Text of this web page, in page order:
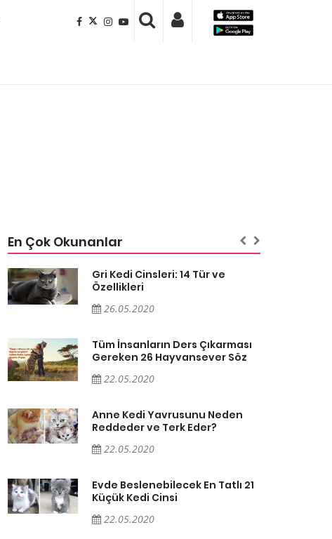
En Çok Okunanlar
Gri Kedi Cinsleri: 14 Tür ve
Özellikleri
26.05.2020
Tüm İnsanların Ders Çıkarması
Gereken 26 Hayvansever Söz
22.05.2020
Anne Kedi Yavrusunu Neden
Reddeder ve Terk Eder?
22.05.2020
Evde Beslenebilecek En Tatlı 21
Küçük Kedi Cinsi
22.05.2020